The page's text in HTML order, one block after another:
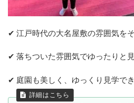
✔ 江戸時代の大名屋敷の雰囲気を
✔ 落ちついた雰囲気でゆったりと
✔ 庭園も美しく、ゆっくり見学で